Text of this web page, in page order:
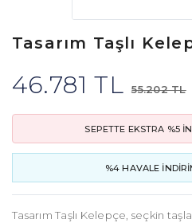
Tasarım Taşlı
46.781 TL 55.202 TL
SEPETTE EKSTRA %5
%4 HAVALE
Tasarım Taşlı Kelepçe, seçkin